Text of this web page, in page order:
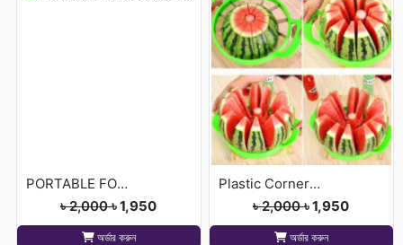
PORTABLE FOLDING TR
৳ 2,000৳ 1,950
অর্ডার করুন
Plastic Corner Triangle
৳ 2,000৳ 1,950
অর্ডার করুন